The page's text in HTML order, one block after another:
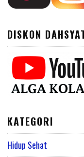
DISKON
KATEGORI
Hidup Sehat